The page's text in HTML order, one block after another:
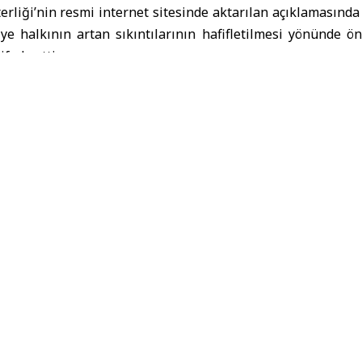
resmi internet sitesinde aktarılan
halkının artan sıkıntılarının hafifletilmesi yönünde
etti.